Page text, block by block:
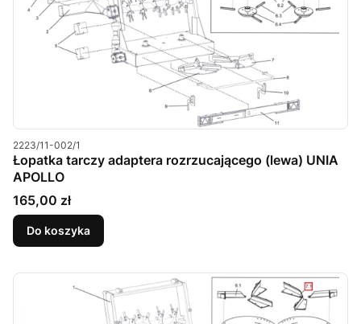
Kod produktu
2223/11-002/1
Łopatka tarczy adaptera rozrzucającego (lewa) UNIA
APOLLO
Cena
165,00 zł
Do koszyka